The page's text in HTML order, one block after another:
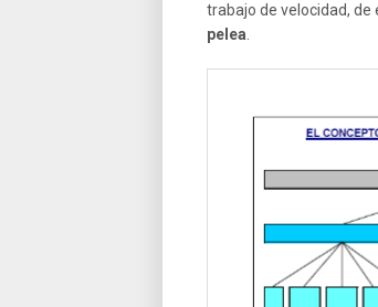
trabajo de velocidad,
pelea.